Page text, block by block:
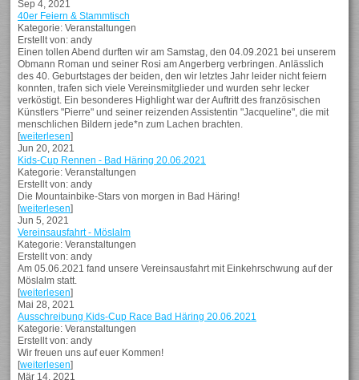
Sep 4, 2021
40er Feiern & Stammtisch
Kategorie: Veranstaltungen
Erstellt von: andy
Einen tollen Abend durften wir am Samstag, den 04.09.2021 bei unserem
Obmann Roman und seiner Rosi am Angerberg verbringen. Anlässlich
des 40. Geburtstages der beiden, den wir letztes Jahr leider nicht feiern
konnten, trafen sich viele Vereinsmitglieder und wurden sehr lecker
verköstigt. Ein besonderes Highlight war der Auftritt des französischen
Künstlers "Pierre" und seiner reizenden Assistentin "Jacqueline", die mit
menschlichen Bildern jede*n zum Lachen brachten.
[weiterlesen]
Jun 20, 2021
Kids-Cup Rennen - Bad Häring 20.06.2021
Kategorie: Veranstaltungen
Erstellt von: andy
Die Mountainbike-Stars von morgen in Bad Häring!
[weiterlesen]
Jun 5, 2021
Vereinsausfahrt - Möslalm
Kategorie: Veranstaltungen
Erstellt von: andy
Am 05.06.2021 fand unsere Vereinsausfahrt mit Einkehrschwung auf der
Möslalm statt.
[weiterlesen]
Mai 28, 2021
Ausschreibung Kids-Cup Race Bad Häring 20.06.2021
Kategorie: Veranstaltungen
Erstellt von: andy
Wir freuen uns auf euer Kommen!
[weiterlesen]
Mär 14, 2021